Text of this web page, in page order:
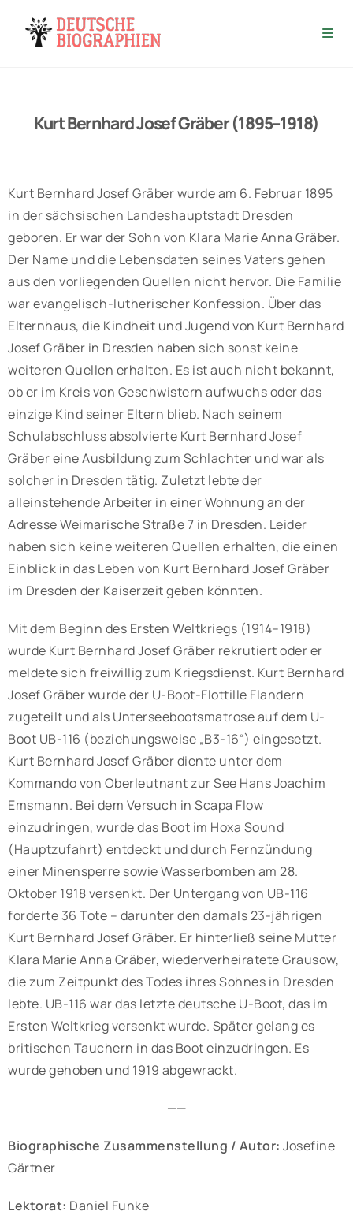
Kurt Bernhard Josef Gräber (1895–1918)
Kurt Bernhard Josef Gräber wurde am 6. Februar 1895
in der sächsischen Landeshauptstadt Dresden
geboren. Er war der Sohn von Klara Marie Anna Gräber.
Der Name und die Lebensdaten seines Vaters gehen
aus den vorliegenden Quellen nicht hervor. Die Familie
war evangelisch-lutherischer Konfession. Über das
Elternhaus, die Kindheit und Jugend von Kurt Bernhard
Josef Gräber in Dresden haben sich sonst keine
weiteren Quellen erhalten. Es ist auch nicht bekannt,
ob er im Kreis von Geschwistern aufwuchs oder das
einzige Kind seiner Eltern blieb. Nach seinem
Schulabschluss absolvierte Kurt Bernhard Josef
Gräber eine Ausbildung zum Schlachter und war als
solcher in Dresden tätig. Zuletzt lebte der
alleinstehende Arbeiter in einer Wohnung an der
Adresse Weimarische Straße 7 in Dresden. Leider
haben sich keine weiteren Quellen erhalten, die einen
Einblick in das Leben von Kurt Bernhard Josef Gräber
im Dresden der Kaiserzeit geben könnten.
Mit dem Beginn des Ersten Weltkriegs (1914–1918)
wurde Kurt Bernhard Josef Gräber rekrutiert oder er
meldete sich freiwillig zum Kriegsdienst. Kurt Bernhard
Josef Gräber wurde der U-Boot-Flottille Flandern
zugeteilt und als Unterseebootsmatrose auf dem U-
Boot UB-116 (beziehungsweise „B3-16“) eingesetzt.
Kurt Bernhard Josef Gräber diente unter dem
Kommando von Oberleutnant zur See Hans Joachim
Emsmann. Bei dem Versuch in Scapa Flow
einzudringen, wurde das Boot im Hoxa Sound
(Hauptzufahrt) entdeckt und durch Fernzündung
einer Minensperre sowie Wasserbomben am 28.
Oktober 1918 versenkt. Der Untergang von UB-116
forderte 36 Tote – darunter den damals 23-jährigen
Kurt Bernhard Josef Gräber. Er hinterließ seine Mutter
Klara Marie Anna Gräber, wiederverheiratete Grausow,
die zum Zeitpunkt des Todes ihres Sohnes in Dresden
lebte. UB-116 war das letzte deutsche U-Boot, das im
Ersten Weltkrieg versenkt wurde. Später gelang es
britischen Tauchern in das Boot einzudringen. Es
wurde gehoben und 1919 abgewrackt.
——
Biographische Zusammenstellung / Autor: Josefine
Gärtner
Lektorat: Daniel Funke